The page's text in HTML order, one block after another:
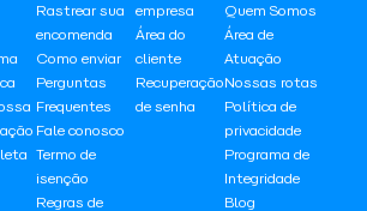
Rastrear sua
encomenda
Como enviar
Perguntas
Frequentes
Fale conosco
Termo de
isenção
Regras de
empresa
Área do
cliente
Recuperação
de senha
Quem Somos
Área de
Atuação
Nossas rotas
Política de
privacidade
Programa de
Integridade
Blog